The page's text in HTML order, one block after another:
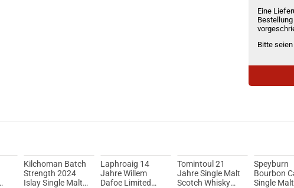
Eine
Bitte
Kilchoman Batch
Strength 2024
Islay Single Malt
Laphroaig 14
Jahre Willem
Dafoe Limited
Tomintoul 21
Jahre Single Malt
Scotch Whisky
Speyburn
Bourbon
Single Malt